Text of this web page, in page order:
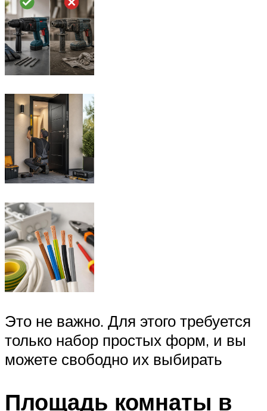
Это не важно. Для этого требуется
только набор простых форм, и вы
можете свободно их выбирать
Площадь комнаты в